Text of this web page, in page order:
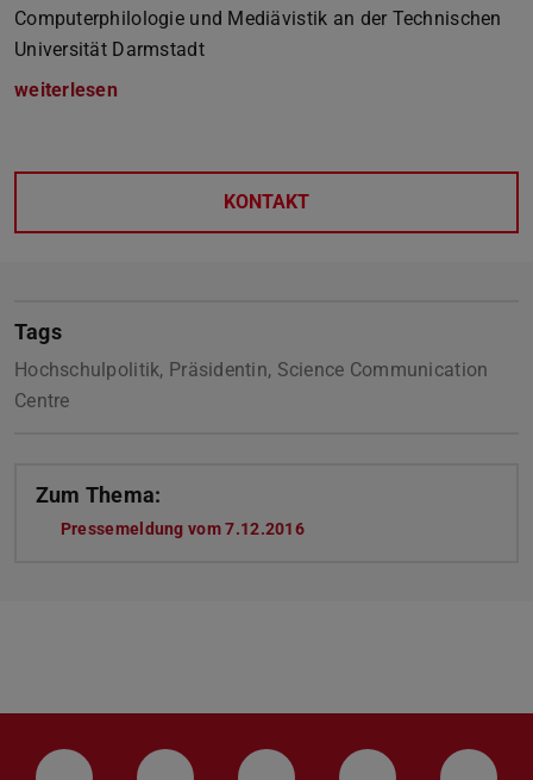
Computerphilologie und Mediävistik an der Technischen
Universität Darmstadt
weiterlesen
KONTAKT
Tags
Hochschulpolitik, Präsidentin, Science Communication
Centre
Zum Thema:
Pressemeldung vom 7.12.2016